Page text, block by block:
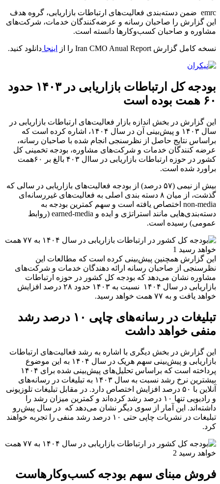
emrc ضمن دسته‌بندی فعالیت‌های ارتباطات بازاریابی، گروه هدف
این گزارش را صاحبان رسانه و عرضه‌کنندگان خدمات، شرکت‌های
مشاوره و صاحبان کسب‌وکارها دانسته است.
نسخه کامل گزارش Iran CMO Anual Report را از اینجا دانلود کنید.
بودجه کل ارتباطات بازاریابی در ۱۴۰۳ حدود
۶۰ همت بوده است
این گزارش در بخش اندازه بازار فعالیت‌های ارتباطات بازاریابی در
سال ۱۴۰۳ و پیش‌بینی آن در سال ۱۴۰۴، اشاره کرده است که
براساس نتایج حاصل از نظرسنجی انجام شده با صاحبان رسانه‌،
عرضه کنندگان خدمات و شرکت‌های مشاوره، بودجه تخمینی کل
کشور در حوزه ارتباطات بازاریابی در ساال ۴۰۳ بالغ بر ۶۰همت
براورد شده است.
بیش از نیمی (۵۷ درصد) از بودجه فعالیت‌های بازاریابی در سالی که
گذشت، از میان ۸ دسته بندی اصلی به فعالیت‌های غیررسانه‌ای
non-media اختصاص یافته است و سهم کمترین بودجه به
دسته‌بندی‌هایی مانند استراتژی و ایده و earned-media (روابط
عمومی) رسیده است.
این گزارش همچنین پیش‌بینی کرده است که مطالعات این
نظرسنجی از صاحبان رسانه ارائه دهندگان خدمات و شرکت‌های
مشاوره نشان می‌دهد که بودجه کل کشور در حوزه ارتباطات
بازاریابی در سال ۱۴۰۴ نسبت به ۱۴۰۳ حدود ۲۸ درصد افزایش
خواهد یافت و به ۷۷ همت خواهد رسید.
تبلیغات در رسانه‌های چاپی ۱۰ درصد رشد
منفی خواهد داشت
این گزارش در بخش دیگری با اشاره به رشد فعالیت‌های ارتباطات
بازاریابی و پیش‌بینی سهم هریک در سال ۱۴۰۴ به این موضوع
پرداخته است که براساس تحلیل‌های پیش‌بینی شده برای ۱۴۰۴
بیشترین نرخ رشد نسبت به سال ۱۴۰۳ به تبلیغات در رسانه‌های
آنلاین با ۵۰ درصد افزایش اختصاص دارد. در مقابل تبلیغات تلوزیونی
و رادیویی تنها ۱۰ درصد رشد کرده‌اند و کمترین میزان رشد را
داشته‌اند. این آمار از سوی دیگر نشان می‌دهد که در سال پیش‌رو
تبلیغات در نشریات چاپی حتی ۱۰ درصد رشد منفی را تجربه خواهند
کرد.
فروش مبنای سهم بودجه کسب‌‌وکارهاست